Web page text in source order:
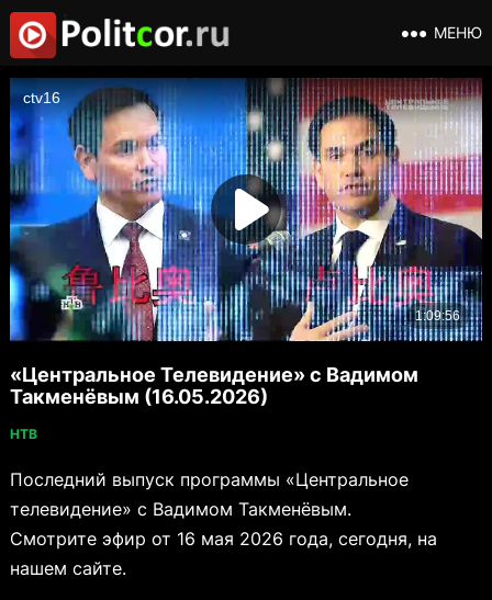
МЕНЮ
«Центральное Телевидение» с Вадимом
Такменёвым (16.05.2026)
НТВ
Последний выпуск программы «Центральное
телевидение» с Вадимом Такменёвым.
Смотрите эфир от 16 мая 2026 года, сегодня, на
нашем сайте.